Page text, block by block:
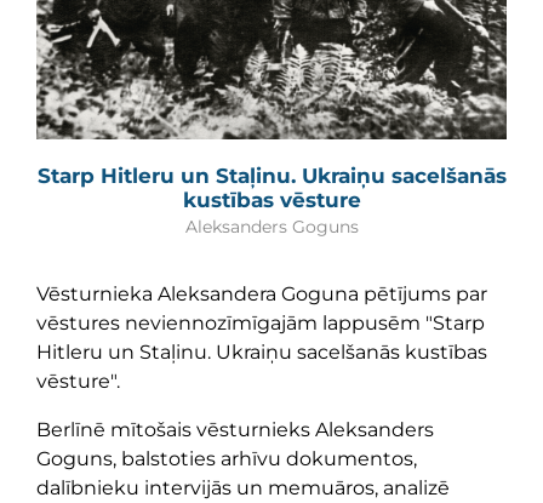
Starp Hitleru un Staļinu. Ukraiņu sacelšanās
kustības vēsture
Aleksanders Goguns
Vēsturnieka Aleksandera Goguna pētījums par
vēstures neviennozīmīgajām lappusēm "Starp
Hitleru un Staļinu. Ukraiņu sacelšanās kustības
vēsture".
Berlīnē mītošais vēsturnieks Aleksanders
Goguns, balstoties arhīvu dokumentos,
dalībnieku intervijās un memuāros, analizē